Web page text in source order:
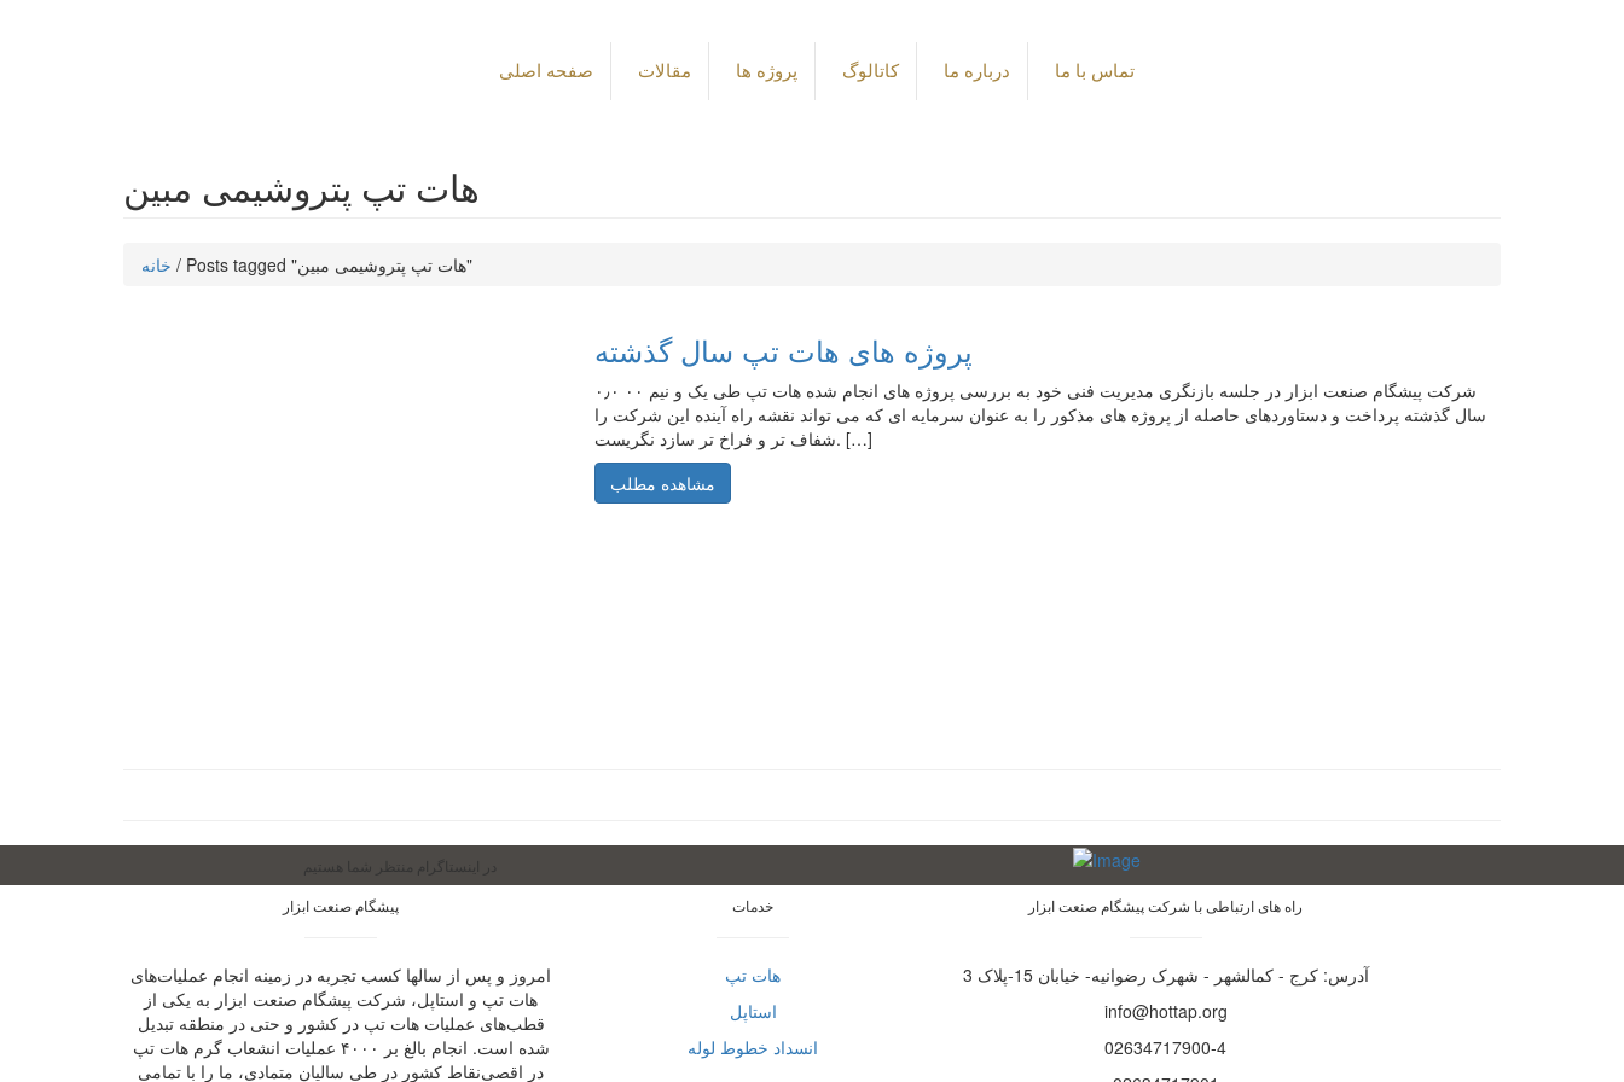
صفحه اصلی مقالات پروژه ها کاتالوگ درباره ما تماس با ما
هات تپ پتروشیمی مبین
خانه / Posts tagged "هات تپ پتروشیمی مبین"
پروژه های هات تپ سال گذشته
۰٫۰ ۰۰ شرکت پیشگام صنعت ابزار در جلسه بازنگری مدیریت فنی خود به بررسی پروژه های انجام شده هات تپ طی یک و نیم
سال گذشته پرداخت و دستاوردهای حاصله از پروژه های مذکور را به عنوان سرمایه ای که می تواند نقشه راه آینده این شرکت را
شفاف تر و فراخ تر سازد نگریست. […]
مشاهده مطلب
در اینستاگرام منتظر شما هستیم
پیشگام صنعت ابزار
امروز و پس از سالها کسب تجربه در زمینه انجام عملیات‌های
هات تپ و استاپل، شرکت پیشگام صنعت ابزار به یکی از
قطب‌های عملیات هات تپ در کشور و حتی در منطقه تبدیل
شده است. انجام بالغ بر ۴۰۰۰ عملیات انشعاب گرم هات تپ
در اقصی‌نقاط کشور در طی سالیان متمادی، ما را با تمامی
خدمات
هات تپ
استاپل
انسداد خطوط لوله
راه های ارتباطی با شرکت پیشگام صنعت ابزار
آدرس: کرج - کمالشهر - شهرک رضوانیه- خیابان 15-پلاک 3
info@hottap.org
02634717900-4